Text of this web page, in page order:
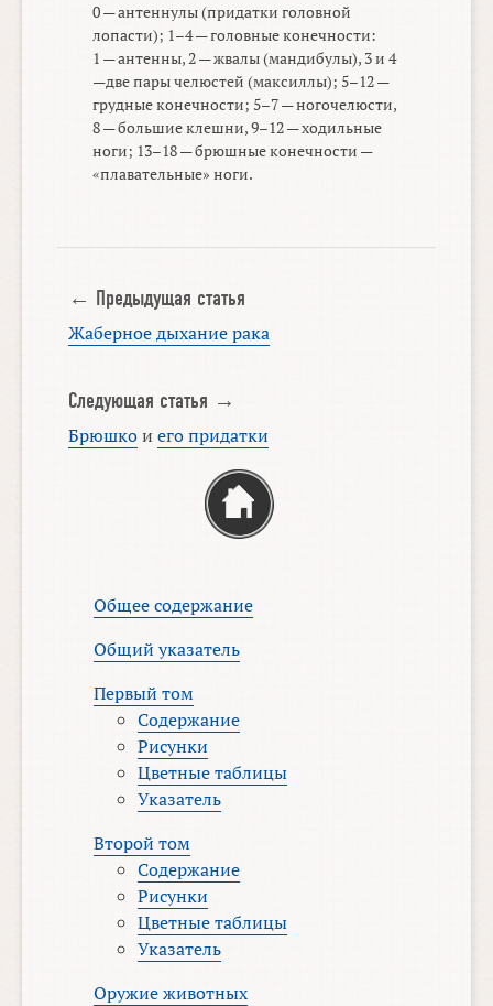
0 — антеннулы (придатки головной
лопасти); 1–4 —головные конечности:
1 — антенны, 2 — жвалы (мандибулы), 3 и 4
—две пары челюстей (максиллы); 5–12 —
грудные конечности; 5–7 —ногочелюсти,
8 — большие клешни,9–12 —ходильные
ноги; 13–18 —брюшные конечности —
«плавательные» ноги.
← Предыдущая статья
Жаберное дыхание рака
Следующая статья →
Брюшкои его придатки
Общее содержание
Общий указатель
Первый том
Содержание
Рисунки
Цветные таблицы
Указатель
Второй том
Содержание
Рисунки
Цветные таблицы
Указатель
Оружие животных